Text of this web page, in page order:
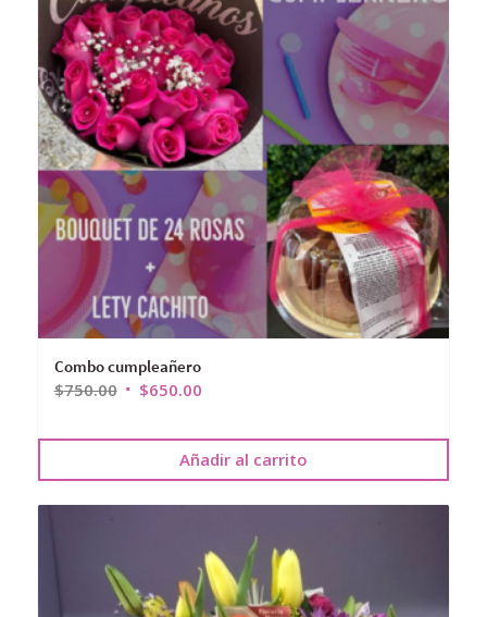
Combo cumpleañero
$750.00 $650.00
Añadir al carrito